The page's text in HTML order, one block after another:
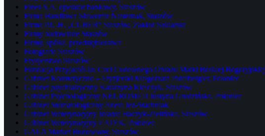
Fines S.A. operator bankowy, Staszów
Firma Handlowa Sławomir Nasternak, Staszów
Firma P.U.H. „CUBER” Staszów, Zakład Szklarski
Firmy budowlane Staszów
Firmy, spółki, przedsiębiorstwa
Fotografia Staszów
Fryzjerstwo Staszów
Fundacja Przyjaciół ku Czci Cudownego Obrazu Matki Boskiej Bogoryjskiej
Gabinet Kosmetyczno – Fryzjerski Małgorzata Putelbergier, Połaniec
Gabinet psychiatryczny Katarzyna Kielczyk, Staszów
Gabinet Psychologiczny NEUROMED Justyna Grudzińska, Połaniec
Gabinet Stomatologiczny Aneta Jeż-Stachniak
Gabinet Weterynaryjny Jolanta Haczyk-Zielińska, Staszów
Gabinet Weterynaryjny ŁATEK, Połaniec
GALA Market Budowlany, Staszów